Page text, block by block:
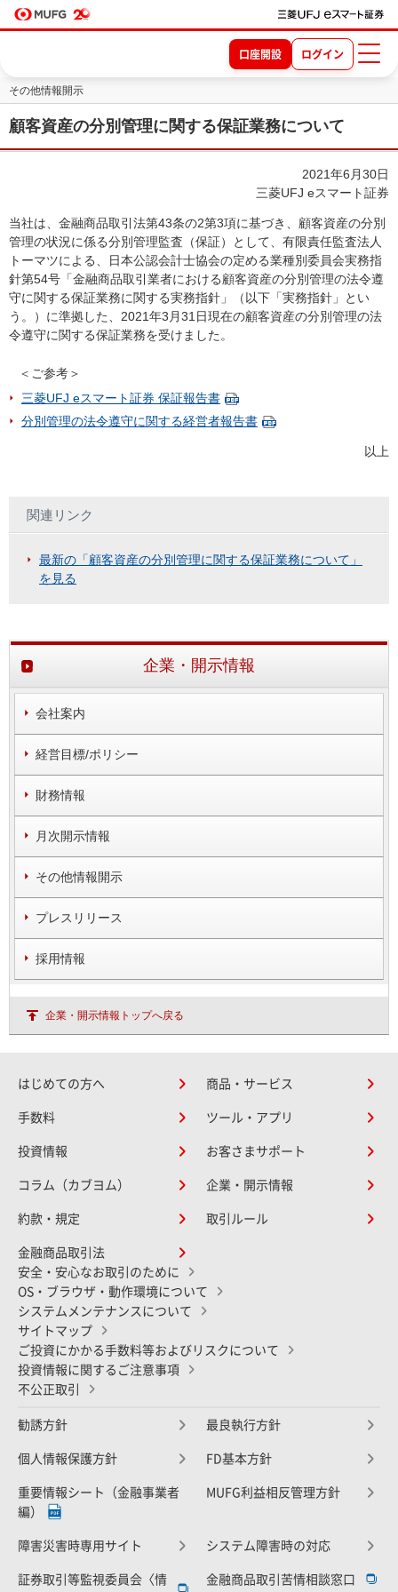
口座開設 ログイン
その他情報開示
顧客資産の分別管理に関する保証業務について
2021年6月30日
三菱UFJ eスマート証券
当社は、金融商品取引法第43条の2第3項に基づき、顧客資産の分別
管理の状況に係る分別管理監査（保証）として、有限責任監査法人
トーマツによる、日本公認会計士協会の定める業種別委員会実務指
針第54号「金融商品取引業者における顧客資産の分別管理の法令遵
守に関する保証業務に関する実務指針」（以下「実務指針」とい
う。）に準拠した、2021年3月31日現在の顧客資産の分別管理の法
令遵守に関する保証業務を受けました。
＜ご参考＞
三菱UFJ eスマート証券 保証報告書
分別管理の法令遵守に関する経営者報告書
以上
関連リンク
最新の「顧客資産の分別管理に関する保証業務について」
を見る
企業・開示情報
会社案内
経営目標/ポリシー
財務情報
月次開示情報
その他情報開示
プレスリリース
採用情報
企業・開示情報トップへ戻る
はじめての方へ 商品・サービス
手数料 ツール・アプリ
投資情報 お客さまサポート
コラム（カブヨム） 企業・開示情報
約款・規定 取引ルール
金融商品取引法
安全・安心なお取引のために
OS・ブラウザ・動作環境について
システムメンテナンスについて
サイトマップ
ご投資にかかる手数料等およびリスクについて
投資情報に関するご注意事項
不公正取引
勧誘方針 最良執行方針
個人情報保護方針 FD基本方針
重要情報シート（金融事業者
編）
MUFG利益相反管理方針
障害災害時専用サイト システム障害時の対応
証券取引等監視委員会〈情 金融商品取引苦情相談窓口